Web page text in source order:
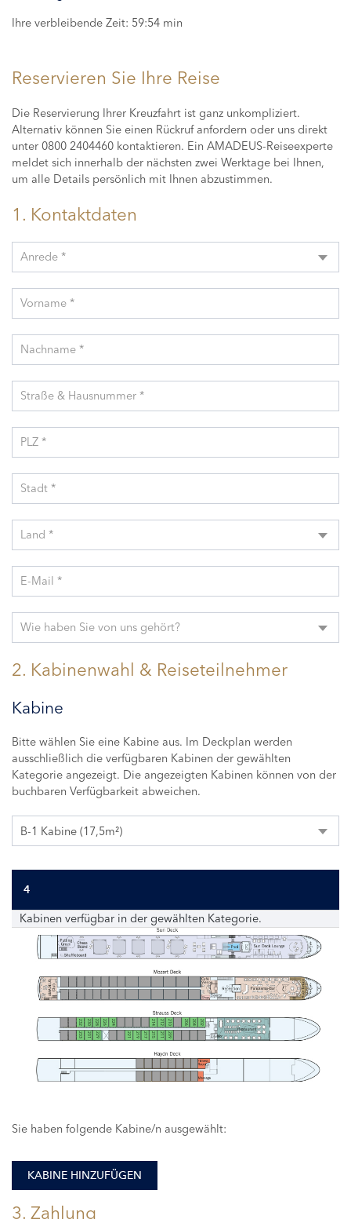
Ihre verbleibende Zeit: 59:53 min
Reservieren Sie Ihre Reise
Die Reservierung Ihrer Kreuzfahrt ist ganz unkompliziert.
Alternativ können Sie einen Rückruf anfordern oder uns direkt
unter 0800 2404460 kontaktieren. Ein AMADEUS-Reiseexperte
meldet sich innerhalb der nächsten zwei Werktage bei Ihnen,
um alle Details persönlich mit Ihnen abzustimmen.
1. Kontaktdaten
Anrede *
Vorname *
Nachname *
Straße & Hausnummer *
PLZ *
Stadt *
Land *
E-Mail *
Wie haben Sie von uns gehört?
2. Kabinenwahl & Reiseteilnehmer
Kabine
Bitte wählen Sie eine Kabine aus. Im Deckplan werden
ausschließlich die verfügbaren Kabinen der gewählten
Kategorie angezeigt. Die angezeigten Kabinen können von der
buchbaren Verfügbarkeit abweichen.
B-1 Kabine (17,5m²)
4
Kabinen verfügbar in der gewählten Kategorie.
202
204
206
209
210
211
212
214
215
217
219
221
224
226
228
229
230
231
232
233
Sie haben folgende Kabine/n ausgewählt:
KABINE HINZUFÜGEN
3. Zahlung